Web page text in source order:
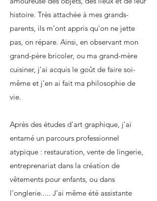
histoire. Très attachée à mes grands-
parents, ils m'ont appris qu'on ne jette
pas, on répare. Ainsi, en observant mon
grand-père bricoler, ou ma grand-mère
cuisiner, j'ai acquis le goût de faire soi-
même et j'en ai fait ma philosophie de
vie.
Après des études d'art graphique, j'ai
entamé un parcours professionnel
atypique : restauration, vente de lingerie,
entreprenariat dans la création de
vêtements pour enfants, ou dans
l'onglerie..... J'ai même été assistante